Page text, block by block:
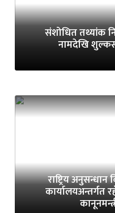
संशोधित तथ्यांक
नामदेखि
राष्ट्रिय अनुसन्धान
कार्यालयअन्तर्गत